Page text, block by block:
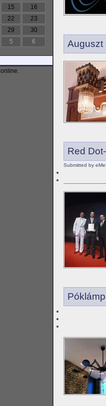
15
16
22
23
29
30
5 6
online.
Auguszt
Red
Submitted by